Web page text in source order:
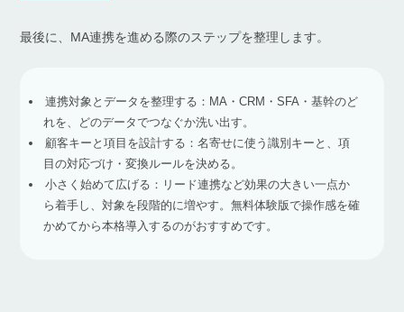
最後に、MA連携を進める際のステップを整理します。
連携対象とデータを整理する：MA・CRM・SFA・基幹のど
れを、どのデータでつなぐか洗い出す。
顧客キーと項目を設計する：名寄せに使う識別キーと、項
目の対応づけ・変換ルールを決める。
小さく始めて広げる：リード連携など効果の大きい一点か
ら着手し、対象を段階的に増やす。無料体験版で操作感を確
かめてから本格導入するのがおすすめです。